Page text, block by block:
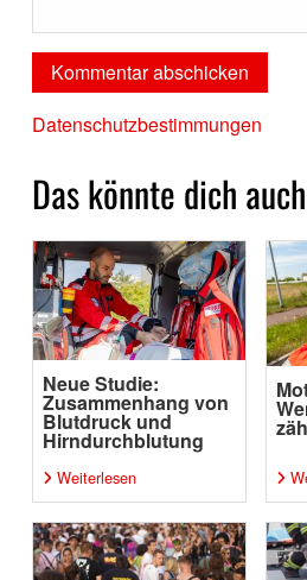
Datenschutzbestimmungen
Das könnte dich
Neue Studie:
Zusammenhang von
Blutdruck und
Hirndurchblutung
Weiterlesen